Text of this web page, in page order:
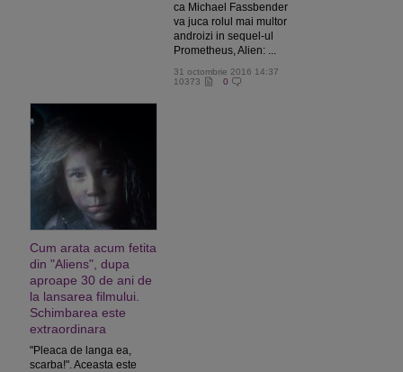
ca Michael Fassbender
va juca rolul mai multor
androizi in sequel-ul
Prometheus, Alien: ...
31 octombrie 2016 14:37
10373
0
Cum arata acum fetita
din "Aliens", dupa
aproape 30 de ani de
la lansarea filmului.
Schimbarea este
extraordinara
"Pleaca de langa ea,
scarba!". Aceasta este